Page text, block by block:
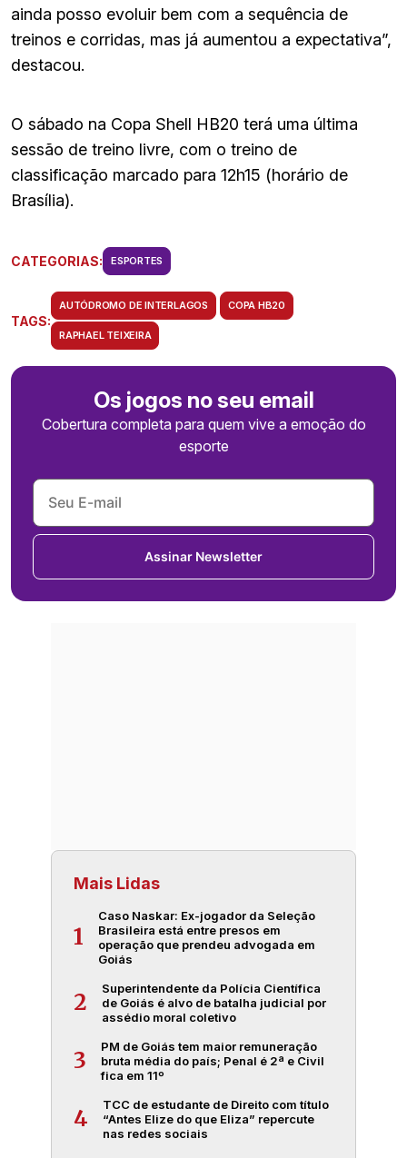
ainda posso evoluir bem com a sequência de
treinos e corridas, mas já aumentou a expectativa”,
destacou.
O sábado na Copa Shell HB20 terá uma última
sessão de treino livre, com o treino de
classificação marcado para 12h15 (horário de
Brasília).
CATEGORIAS: ESPORTES
TAGS:
AUTÓDROMO DE INTERLAGOS COPA HB20
RAPHAEL TEIXEIRA
Os jogos no seu email
Cobertura completa para quem vive a emoção do
esporte
Assinar Newsletter
Mais Lidas
1
Caso Naskar: Ex-jogador da Seleção
Brasileira está entre presos em
operação que prendeu advogada em
Goiás
2
Superintendente da Polícia Científica
de Goiás é alvo de batalha judicial por
assédio moral coletivo
3
PM de Goiás tem maior remuneração
bruta média do país; Penal é 2ª e Civil
fica em 11º
4
TCC de estudante de Direito com título
“Antes Elize do que Eliza” repercute
nas redes sociais